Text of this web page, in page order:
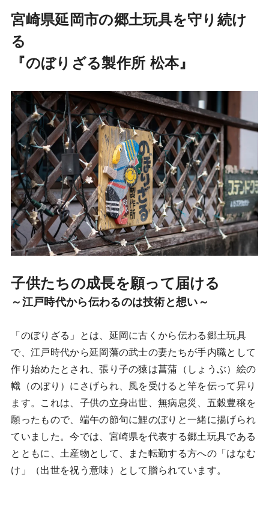
宮崎県延岡市の郷土玩具を守り続け
る
『のぼりざる製作所 松本』
子供たちの成長を願って届ける
～江戸時代から伝わるのは技術と想い～
「のぼりざる」とは、延岡に古くから伝わる郷土玩具
で、江戸時代から延岡藩の武士の妻たちが手内職として
作り始めたとされ、張り子の猿は菖蒲（しょうぶ）絵の
幟（のぼり）にさげられ、風を受けると竿を伝って昇り
ます。これは、子供の立身出世、無病息災、五穀豊穣を
願ったもので、端午の節句に鯉のぼりと一緒に揚げられ
ていました。今では、宮崎県を代表する郷土玩具である
とともに、土産物として、また転勤する方への「はなむ
け」（出世を祝う意味）として贈られています。